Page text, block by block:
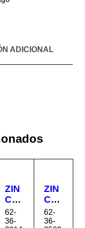
ADICIONAL
ZIN
C
TO
LE
62-
36-
ZIN
C
TO
LE
62-
36-